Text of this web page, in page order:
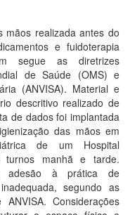
mãos realizada antes do
e fuidoterapia
segue as diretrizes
de Saúde (OMS) e
(ANVISA). Material e
descritivo realizado de
de dados foi implantada
das mãos em
de um Hospital
manhã e tarde.
adesão à prática de
segundo as
Considerações